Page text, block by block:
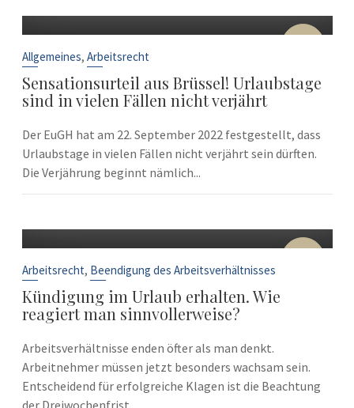
22
Allgemeines, Arbeitsrecht
Sensationsurteil aus Brüssel! Urlaubstage
sind in vielen Fällen nicht verjährt
Der EuGH hat am 22. September 2022 festgestellt, dass
Urlaubstage in vielen Fällen nicht verjährt sein dürften.
Die Verjährung beginnt nämlich...
10
Arbeitsrecht, Beendigung des Arbeitsverhältnisses
Kündigung im Urlaub erhalten. Wie
reagiert man sinnvollerweise?
Arbeitsverhältnisse enden öfter als man denkt.
Arbeitnehmer müssen jetzt besonders wachsam sein.
Entscheidend für erfolgreiche Klagen ist die Beachtung
der Dreiwochenfrist....